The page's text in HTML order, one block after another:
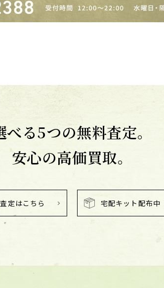
べる5つの無料査定。
安心の高価買取。
定はこちら 宅配キット配布中